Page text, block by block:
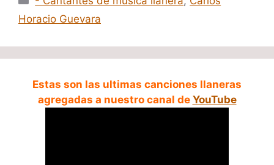
Horacio Guevara
Estas son las ultimas canciones llaneras
agregadas a nuestro canal de YouTube